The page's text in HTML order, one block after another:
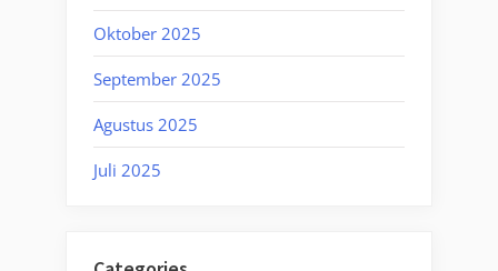
Oktober 2025
September 2025
Agustus 2025
Juli 2025